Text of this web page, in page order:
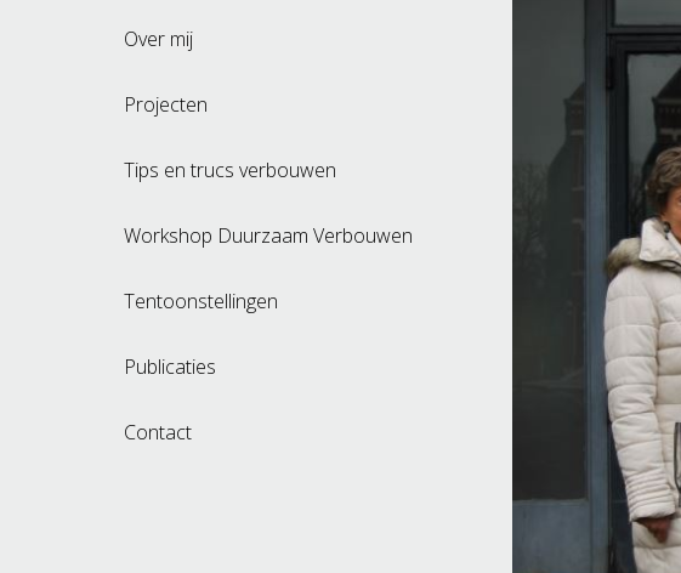
Over mij
Projecten
Tips en trucs verbouwen
Workshop Duurzaam Verbouwen
Tentoonstellingen
Publicaties
Contact